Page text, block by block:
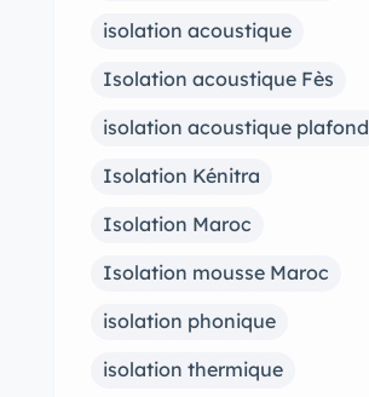
isolation acoustique
Isolation acoustique Fès
isolation acoustique plafond
Isolation Kénitra
Isolation Maroc
Isolation mousse Maroc
isolation phonique
isolation thermique